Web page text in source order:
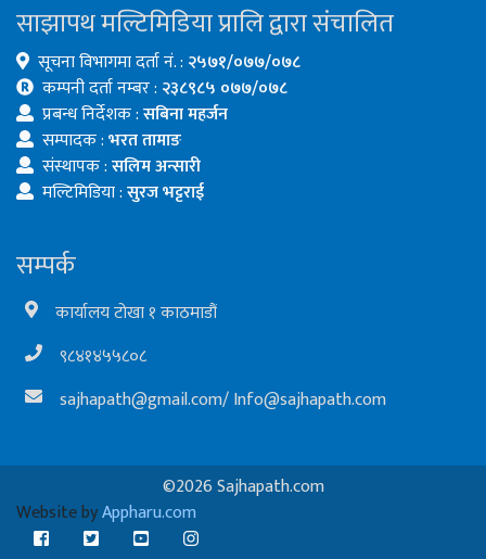
साझापथ मल्टिमिडिया प्रालि द्वारा संचालित
सूचना विभागमा दर्ता नं. : २५७१/०७७/०७८
कम्पनी दर्ता नम्बर : २३८९८५ ०७७/०७८
प्रबन्ध निर्देशक :सबिना महर्जन
सम्पादक :भरत तामाङ
संस्थापक :सलिम अन्सारी
मल्टिमिडिया :सुरज भट्टराई
सम्पर्क
कार्यालय टोखा १ काठमाडौं
९८४१४५५८०८
sajhapath@gmail.com/Info@sajhapath.com
©2026 Sajhapath.com
Website byAppharu.com